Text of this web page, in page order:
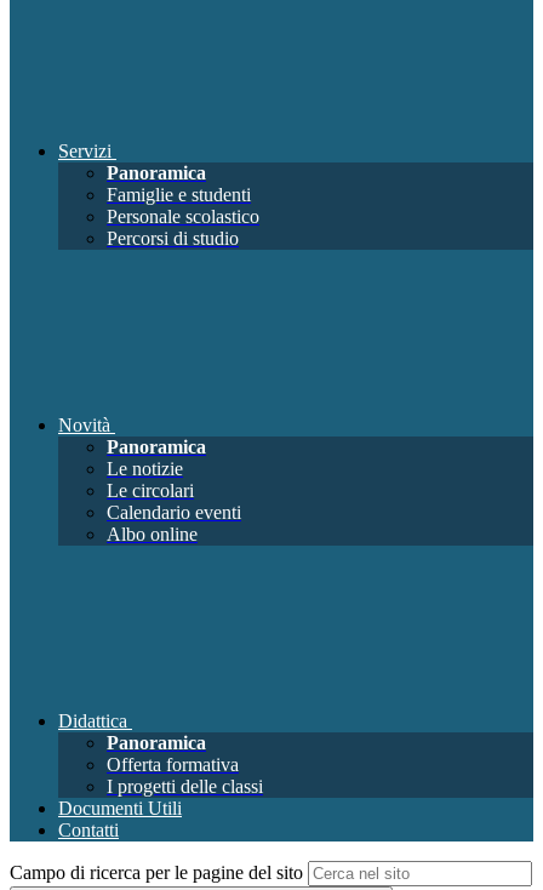
Servizi
Panoramica
Famiglie e studenti
Personale scolastico
Percorsi di studio
Novità
Panoramica
Le notizie
Le circolari
Calendario eventi
Albo online
Didattica
Panoramica
Offerta formativa
I progetti delle classi
Documenti Utili
Contatti
Campo di ricerca per le pagine del sito